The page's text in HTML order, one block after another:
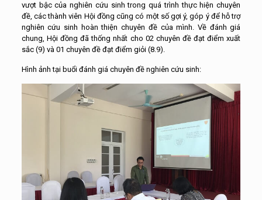
vượt bậc của nghiên cứu sinh trong quá trình thực hiện chuyên
đề, các thành viên Hội đồng cũng có một số gợi ý, góp ý để hỗ trợ
nghiên cứu sinh hoàn thiện chuyên đề của mình. Về đánh giá
chung, Hội đồng đã thống nhất cho 02 chuyên đề đạt điểm xuất
sắc (9) và 01 chuyên đề đạt điểm giỏi (8.9).
Hình ảnh tại buổi đánh giá chuyên đề nghiên cứu sinh: